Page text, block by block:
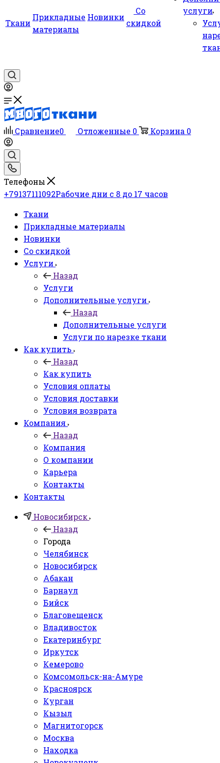
Ткани
Прикладные
материалы
Новинки
Со
скидкой
услуги
Сравнение0 Отложенные 0 Корзина 0
Телефоны
+79137111092Рабочие дни с 8 до 17 часов
Ткани
Прикладные материалы
Новинки
Со скидкой
Услуги
Назад
Услуги
Дополнительные услуги
Назад
Дополнительные услуги
Услуги по нарезке ткани
Как купить
Назад
Как купить
Условия оплаты
Условия доставки
Условия возврата
Компания
Назад
Компания
О компании
Карьера
Контакты
Контакты
Новосибирск
Назад
Города
Челябинск
Новосибирск
Абакан
Барнаул
Бийск
Благовещенск
Владивосток
Екатеринбург
Иркутск
Кемерово
Комсомольск-на-Амуре
Красноярск
Курган
Кызыл
Магнитогорск
Москва
Находка